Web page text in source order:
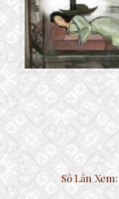
Số Lần Xem: